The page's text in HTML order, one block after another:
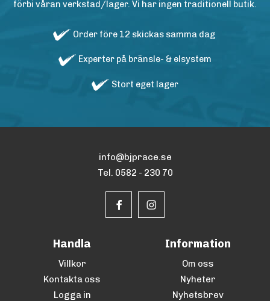
förbi våran verkstad/lager. Vi har ingen traditionell butik.
Order före 12 skickas samma dag
Experter på bränsle- & elsystem
Stort eget lager
info@bjprace.se
Tel. 0582 - 230 70
Handla
Villkor
Kontakta oss
Logga in
Information
Om oss
Nyheter
Nyhetsbrev